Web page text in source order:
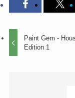
Paint Gem -
Edition 1